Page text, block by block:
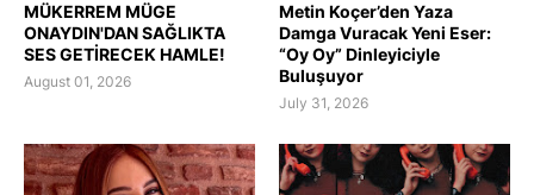
MÜKERREM MÜGE
ONAYDIN'DAN SAĞLIKTA
SES GETİRECEK HAMLE!
August 01, 2026
Metin Koçer’den Yaza
Damga Vuracak Yeni Eser:
“Oy Oy” Dinleyiciyle
Buluşuyor
July 31, 2026